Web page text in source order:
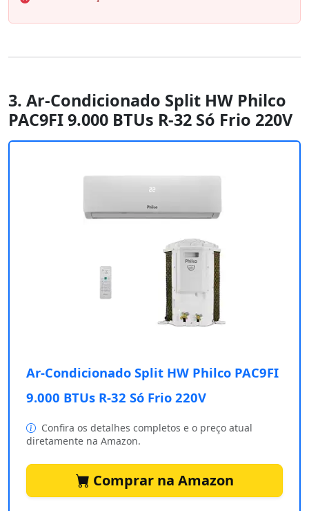
3. Ar-Condicionado Split HW Philco
PAC9FI 9.000 BTUs R-32 Só Frio 220V
Ar-Condicionado Split HW Philco PAC9FI
9.000 BTUs R-32 Só Frio 220V
Confira os detalhes completos e o preço atual
diretamente na Amazon.
Comprar na Amazon